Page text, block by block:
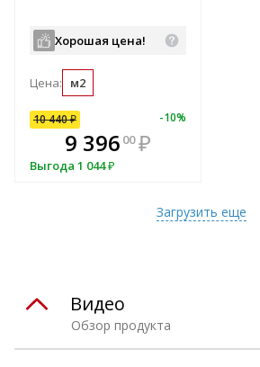
Хорошая цена!
Цена: м2
10 440₽ -10%
9 396 00 ₽
Выгода 1 044₽
Загрузить еще
Обзор продукта
Видео